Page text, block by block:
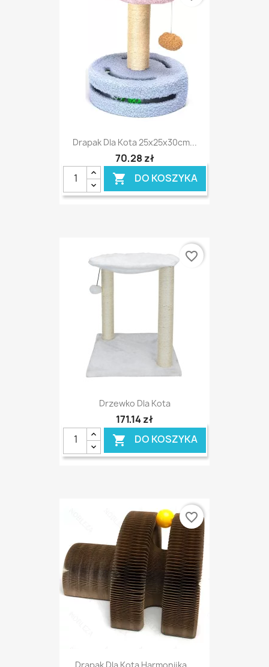
Drapak Dla Kota 25x25x30cm...
70,28 zł
 DO KOSZYKA
Drzewko Dla Kota
171,14 zł
 DO KOSZYKA
favorite_border
Drapak Dla Kota Harmonijka...
favorite_border